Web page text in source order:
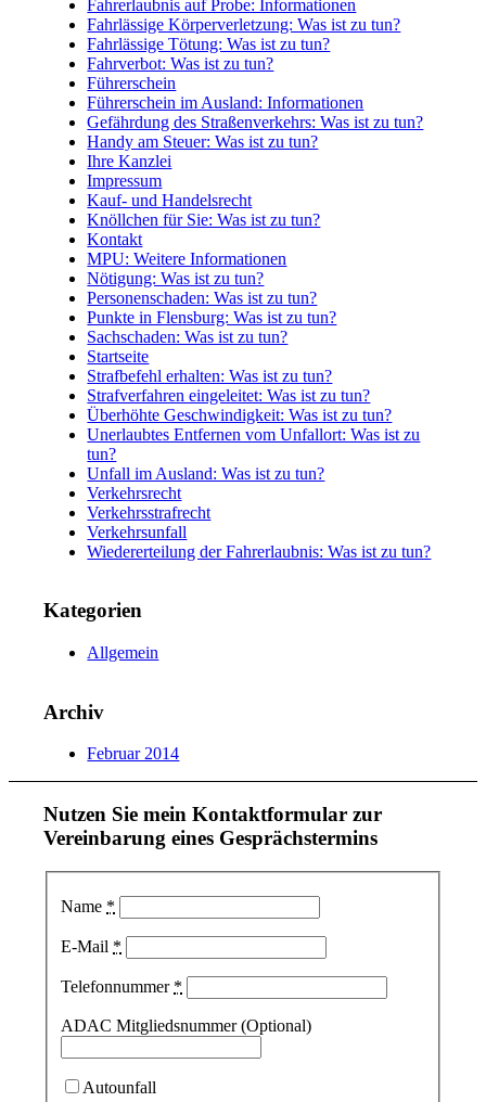
Fahrerlaubnis auf Probe: Informationen
Fahrlässige Körperverletzung: Was ist zu tun?
Fahrlässige Tötung: Was ist zu tun?
Fahrverbot: Was ist zu tun?
Führerschein
Führerschein im Ausland: Informationen
Gefährdung des Straßenverkehrs: Was ist zu tun?
Handy am Steuer: Was ist zu tun?
Ihre Kanzlei
Impressum
Kauf- und Handelsrecht
Knöllchen für Sie: Was ist zu tun?
Kontakt
MPU: Weitere Informationen
Nötigung: Was ist zu tun?
Personenschaden: Was ist zu tun?
Punkte in Flensburg: Was ist zu tun?
Sachschaden: Was ist zu tun?
Startseite
Strafbefehl erhalten: Was ist zu tun?
Strafverfahren eingeleitet: Was ist zu tun?
Überhöhte Geschwindigkeit: Was ist zu tun?
Unerlaubtes Entfernen vom Unfallort: Was ist zu
tun?
Unfall im Ausland: Was ist zu tun?
Verkehrsrecht
Verkehrsstrafrecht
Verkehrsunfall
Wiedererteilung der Fahrerlaubnis: Was ist zu tun?
Kategorien
Allgemein
Archiv
Februar 2014
Nutzen Sie mein Kontaktformular zur
Vereinbarung eines Gesprächstermins
Name *
E-Mail *
Telefonnummer *
ADAC Mitgliedsnummer (Optional)
Autounfall